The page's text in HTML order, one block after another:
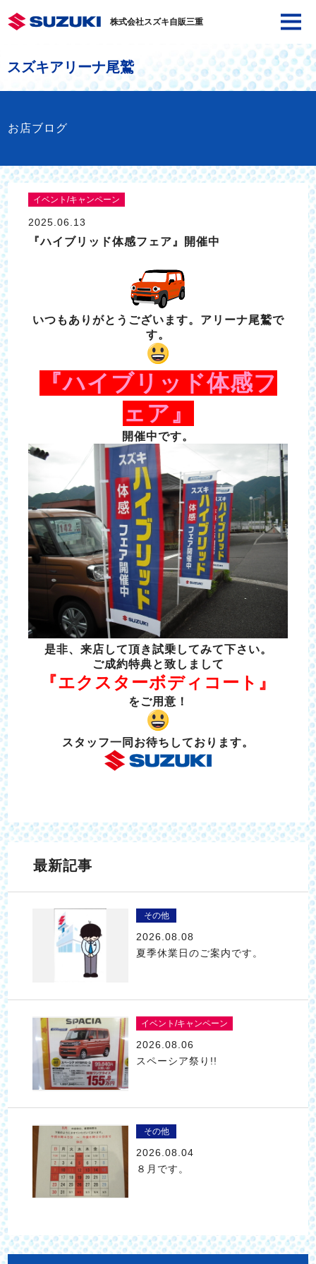
株式会社スズキ自販三重
スズキアリーナ尾鷲
お店ブログ
イベント/キャンペーン
2025.06.13
『ハイブリッド体感フェア』開催中
いつもありがとうございます。アリーナ尾鷲で
す。
『ハイブリッド体感フ
ェア』
開催中です。
是非、来店して頂き試乗してみて下さい。
ご成約特典と致しまして
『エクスターボディコート』
をご用意！
スタッフ一同お待ちしております。
最新記事
その他
2026.08.08
夏季休業日のご案内です。
イベント/キャンペーン
2026.08.06
スペーシア祭り!!
その他
2026.08.04
８月です。